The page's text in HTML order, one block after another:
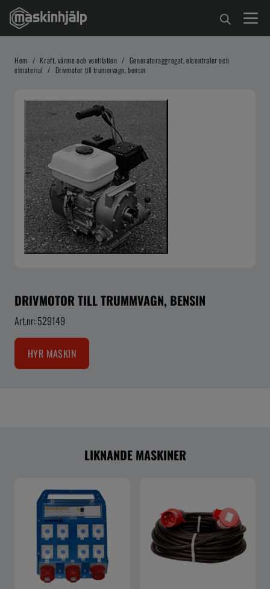
Hem / Kraft, värme och ventilation / Generatoraggregat, elcentraler och
elmaterial / Drivmotor till trummvagn, bensin
DRIVMOTOR TILL TRUMMVAGN, BENSIN
Art.nr: 529149
HYR MASKIN
LIKNANDE MASKINER